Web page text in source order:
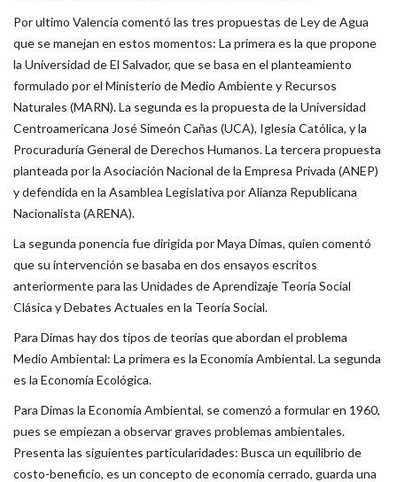
Por ultimo Valencia comentó las tres propuestas de Ley de Agua
que se manejan en estos momentos: La primera es la que propone
la Universidad de El Salvador, que se basa en el planteamiento
formulado por el Ministerio de Medio Ambiente y Recursos
Naturales (MARN). La segunda es la propuesta de la Universidad
Centroamericana José Simeón Cañas (UCA), Iglesia Católica, y la
Procuraduría General de Derechos Humanos. La tercera propuesta
planteada por la Asociación Nacional de la Empresa Privada (ANEP)
y defendida en la Asamblea Legislativa por Alianza Republicana
Nacionalista (ARENA).
La segunda ponencia fue dirigida por Maya Dimas, quien comentó
que su intervención se basaba en dos ensayos escritos
anteriormente para las Unidades de Aprendizaje Teoría Social
Clásica y Debates Actuales en la Teoría Social.
Para Dimas hay dos tipos de teorías que abordan el problema
Medio Ambiental: La primera es la Economía Ambiental. La segunda
es la Economía Ecológica.
Para Dimas la Economía Ambiental, se comenzó a formular en 1960,
pues se empiezan a observar graves problemas ambientales.
Presenta las siguientes particularidades: Busca un equilibrio de
costo-beneficio, es un concepto de economía cerrado, guarda una